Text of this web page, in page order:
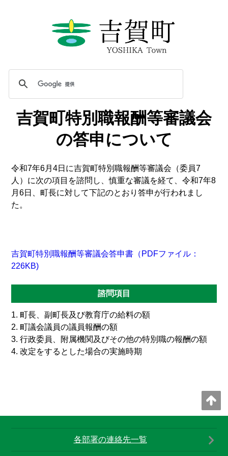
吉賀町特別職報酬等審議会
の答申について
令和7年6月4日に吉賀町特別職報酬等審議会（委員7
人）に次の項目を諮問し、慎重な審議を経て、令和7年8
月6日、町長に対して下記のとおり答申が行われまし
た。
吉賀町特別職報酬等審議会答申書（PDFファイル：
226KB)
諮問項目
町長、副町長及び教育庁の給料の額
町議会議員の議員報酬の額
行政委員、附属機関及びその他の特別職の報酬の額
改定をするとした場合の実施時期
各部署の連絡先一覧